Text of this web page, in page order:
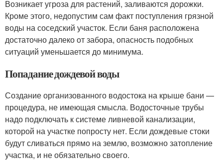
Возникает угроза для растений, заливаются дорожки.
Кроме этого, недопустим сам факт поступления грязной
воды на соседский участок. Если баня расположена
достаточно далеко от забора, опасность подобных
ситуаций уменьшается до минимума.
Попадание дождевой воды
Создание организованного водостока на крыше бани —
процедура, не имеющая смысла. Водосточные трубы
надо подключать к системе ливневой канализации,
которой на участке попросту нет. Если дождевые стоки
будут сливаться прямо на землю, возможно затопление
участка, и не обязательно своего.